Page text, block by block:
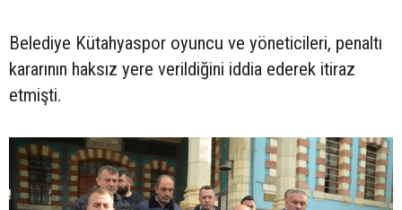
Belediye Kütahyaspor oyuncu ve yöneticileri, penaltı
kararının haksız yere verildiğini iddia ederek itiraz
etmişti.